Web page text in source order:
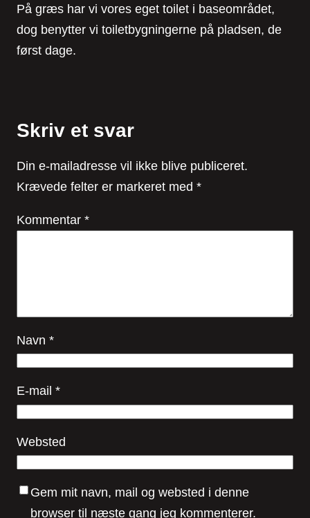
På græs har vi vores eget toilet i baseområdet,
dog benytter vi toiletbygningerne på pladsen, de
først dage.
Skriv et svar
Din e-mailadresse vil ikke blive publiceret.
Krævede felter er markeret med *
Kommentar *
Navn *
E-mail *
Websted
Gem mit navn, mail og websted i denne
browser til næste gang jeg kommenterer.